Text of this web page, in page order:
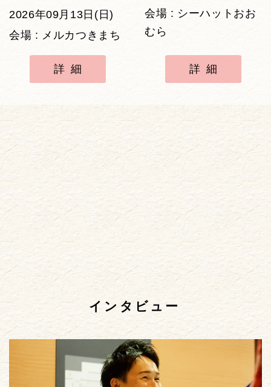
2026年09月13日(日)
会場 : メルカつきまち
詳細
会場 : シーハットおお
むら
詳細
インタビュー